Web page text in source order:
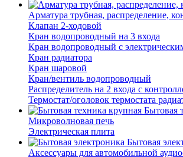
Арматура трубная, распределение,
Клапан 2-ходовой
Кран водопроводный на 3 входа
Кран водопроводный с
Кран радиатора
Кран шаровой
Кран/вентиль водопроводный
Распределитель на 2 входа с
Термостат/оголовок термостата
Бытовая
Микроволновая печь
Электрическая плита
Бытовая
Аксессуары для автомобильной